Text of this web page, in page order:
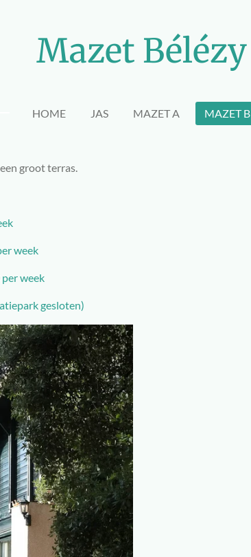
Mazet Bélézy
HOME JAS MAZET A MAZET B
groot terras.
week
week
gesloten)